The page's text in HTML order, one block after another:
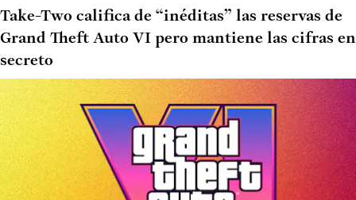
Take-Two califica de “inéditas” las reservas de
Grand Theft Auto VI pero mantiene las cifras en
secreto